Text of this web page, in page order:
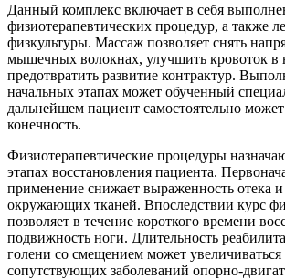
Данный комплекс включает в себя
физиотерапевтических процедур, а также
физкультуры. Массаж позволяет снять
мышечных волокнах, улучшить кровоток в
предотвратить развитие контрактур.
начальных этапах может обученный
дальнейшем пациент самостоятельно
конечность.
Физиотерапевтические процедуры
этапах восстановления пациента.
применение снижает выраженность отека
окружающих тканей. Впоследствии курс
позволяет в течение короткого времени
подвижность ноги. Длительность
голени со смещением может увеличиваться
сопутствующих заболеваний опорно-